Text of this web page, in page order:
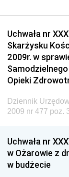
Dziennik
Elektronicznej
Dziennik
Administracji
Dziennik
Dziennik
Dziennik
Dziennik
Dziennik
Uchwała nr
Skarżysku
2009r. w
Opieki
Dziennik
2009 nr 477 poz.
Uchwała nr
w Ożarowie z
w budżecie